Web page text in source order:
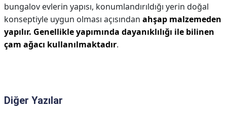
bungalov evlerin yapısı, konumlandırıldığı yerin doğal
konseptiyle uygun olması açısından ahşap malzemeden
yapılır. Genellikle yapımında dayanıklılığı ile bilinen
çam ağacı kullanılmaktadır.
Diğer Yazılar